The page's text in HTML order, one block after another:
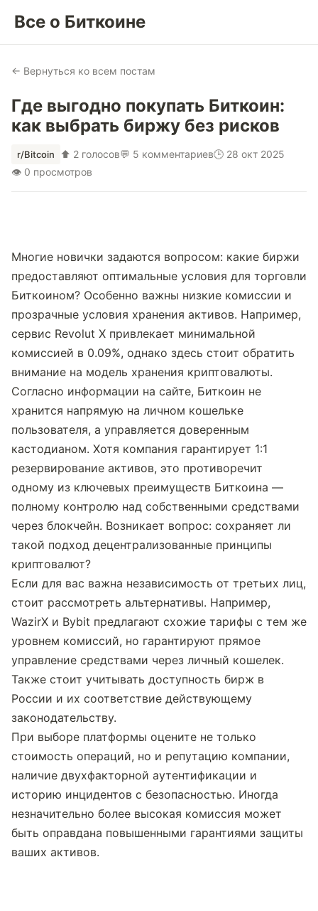
Все о Биткоине
← Вернуться ко всем постам
Где выгодно покупать Биткоин:
как выбрать биржу без рисков
r/Bitcoin ⬆ 2 голосов💬 5 комментариев🕒 28 окт 2025
👁 0 просмотров
Многие новички задаются вопросом: какие биржи
предоставляют оптимальные условия для торговли
Биткоином? Особенно важны низкие комиссии и
прозрачные условия хранения активов. Например,
сервис Revolut X привлекает минимальной
комиссией в 0.09%, однако здесь стоит обратить
внимание на модель хранения криптовалюты.
Согласно информации на сайте, Биткоин не
хранится напрямую на личном кошельке
пользователя, а управляется доверенным
кастодианом. Хотя компания гарантирует 1:1
резервирование активов, это противоречит
одному из ключевых преимуществ Биткоина —
полному контролю над собственными средствами
через блокчейн. Возникает вопрос: сохраняет ли
такой подход децентрализованные принципы
криптовалют?
Если для вас важна независимость от третьих лиц,
стоит рассмотреть альтернативы. Например,
WazirX и Bybit предлагают схожие тарифы с тем же
уровнем комиссий, но гарантируют прямое
управление средствами через личный кошелек.
Также стоит учитывать доступность бирж в
России и их соответствие действующему
законодательству.
При выборе платформы оцените не только
стоимость операций, но и репутацию компании,
наличие двухфакторной аутентификации и
историю инцидентов с безопасностью. Иногда
незначительно более высокая комиссия может
быть оправдана повышенными гарантиями защиты
ваших активов.